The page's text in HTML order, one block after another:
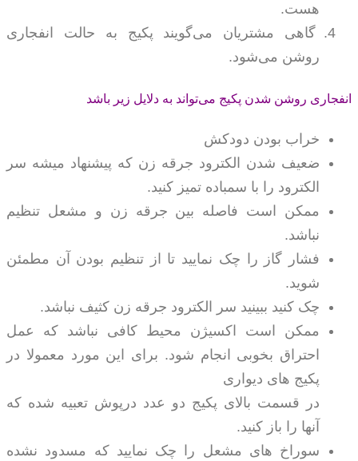
هست.
گاهی مشتریان می‌گویند پکیج به حالت انفجاری
روشن می‌شود.
انفجاری روشن شدن پکیج می‌تواند به دلایل زیر باشد
خراب بودن دودکش
ضعیف شدن الکترود جرقه زن که پیشنهاد میشه سر
الکترود را با سمباده تمیز کنید.
ممکن است فاصله بین جرقه زن و مشعل تنظیم
نباشد.
فشار گاز را چک نمایید تا از تنظیم بودن آن مطمئن
شوید.
چک کنید ببینید سر الکترود جرقه زن کثیف نباشد.
ممکن است اکسیژن محیط کافی نباشد که عمل
احتراق بخوبی انجام شود. برای این مورد معمولا در
پکیج های دیواری
در قسمت بالای پکیج دو عدد درپوش تعبیه شده که
آنها را باز کنید.
سوراخ های مشعل را چک نمایید که مسدود نشده